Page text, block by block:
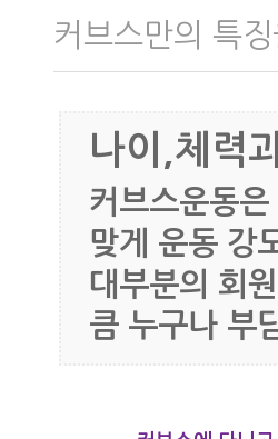
커브스만의 특
나이,체력
커브스운동
맞게 운동 강
대부분의 회
큼 누구나 부